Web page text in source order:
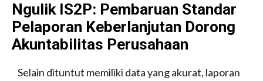
Ngulik IS2P: Pembaruan Standar
Pelaporan Keberlanjutan Dorong
Akuntabilitas Perusahaan
Selain dituntut memiliki data yang akurat, laporan